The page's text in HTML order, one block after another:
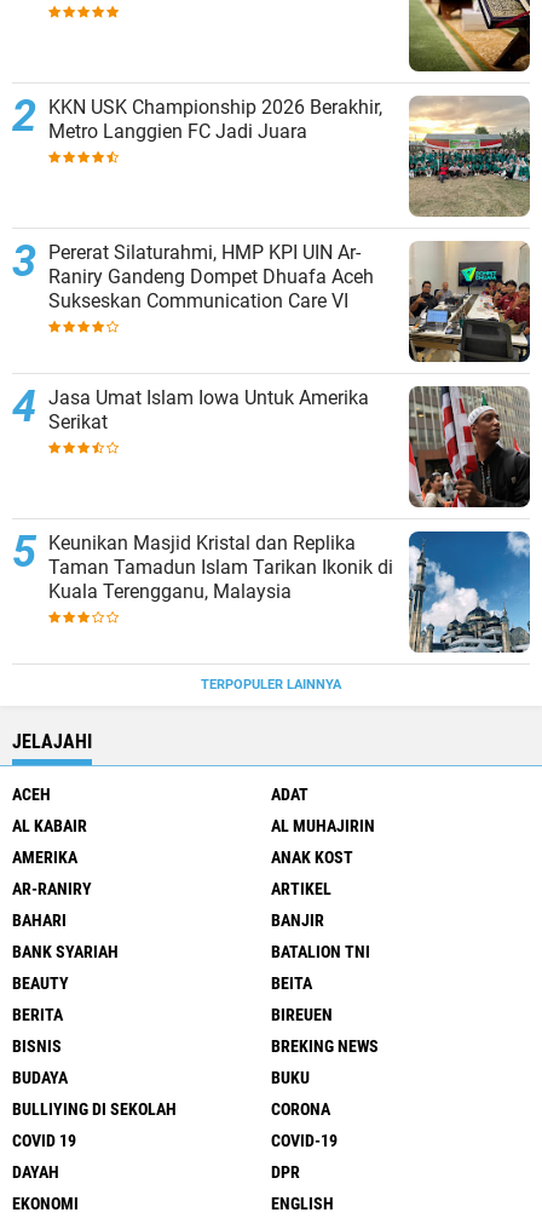
KKN USK Championship 2026 Berakhir,
Metro Langgien FC Jadi Juara
Pererat Silaturahmi, HMP KPI UIN Ar-
Raniry Gandeng Dompet Dhuafa Aceh
Sukseskan Communication Care VI
Jasa Umat Islam Iowa Untuk Amerika
Serikat
Keunikan Masjid Kristal dan Replika
Taman Tamadun Islam Tarikan Ikonik di
Kuala Terengganu, Malaysia
TERPOPULER LAINNYA
JELAJAHI
ACEH
ADAT
AL KABAIR
AL MUHAJIRIN
AMERIKA
ANAK KOST
AR-RANIRY
ARTIKEL
BAHARI
BANJIR
BANK SYARIAH
BATALION TNI
BEAUTY
BEITA
BERITA
BIREUEN
BISNIS
BREKING NEWS
BUDAYA
BUKU
BULLIYING DI SEKOLAH
CORONA
COVID 19
COVID-19
DAYAH
DPR
EKONOMI
ENGLISH